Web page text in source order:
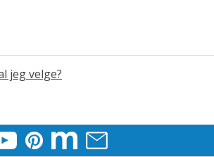
jeg velge?